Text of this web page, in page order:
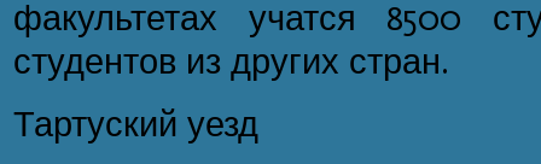
факультетах учатся 8500
студентов из других стран.
Тартуский уезд